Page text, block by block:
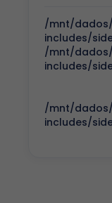
/mnt/
includes/
/mnt/
includes/
/mnt/
includes/